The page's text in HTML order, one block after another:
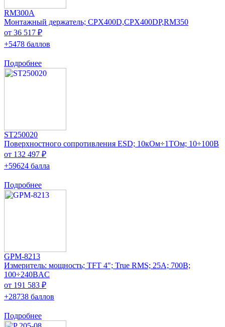
RM300A
Монтажный держатель; CPX400D,CPX400DP,RM350
от 36 517 ₽
+5478 баллов
Подробнее
ST250020
Поверхностного сопротивления ESD; 10кОм÷1TОм; 10÷100В
от 132 497 ₽
+59624 балла
Подробнее
GPM-8213
Измеритель: мощность; TFT 4"; True RMS; 25А; 700В;
100÷240ВAC
от 191 583 ₽
+28738 баллов
Подробнее